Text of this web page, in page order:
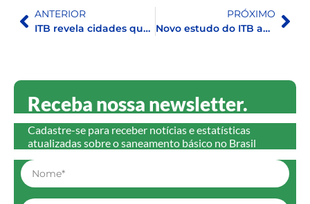
ANTERIOR
ITB revela cidades que serão premiadas por exemplo positivo na categoria perdas de água
PRÓXIMO
Novo estudo do ITB aponta que universalização do saneamento pode gerar mais de R$ 1,4 tri em benefícios para o Brasil
Receba nossa newsletter.
Cadastre-se para receber notícias e estatísticas
atualizadas sobre o saneamento básico no Brasil